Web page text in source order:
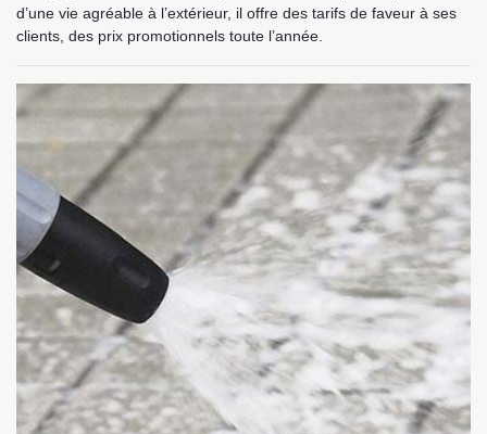
d’une vie agréable à l’extérieur, il offre des tarifs de faveur à ses
clients, des prix promotionnels toute l’année.